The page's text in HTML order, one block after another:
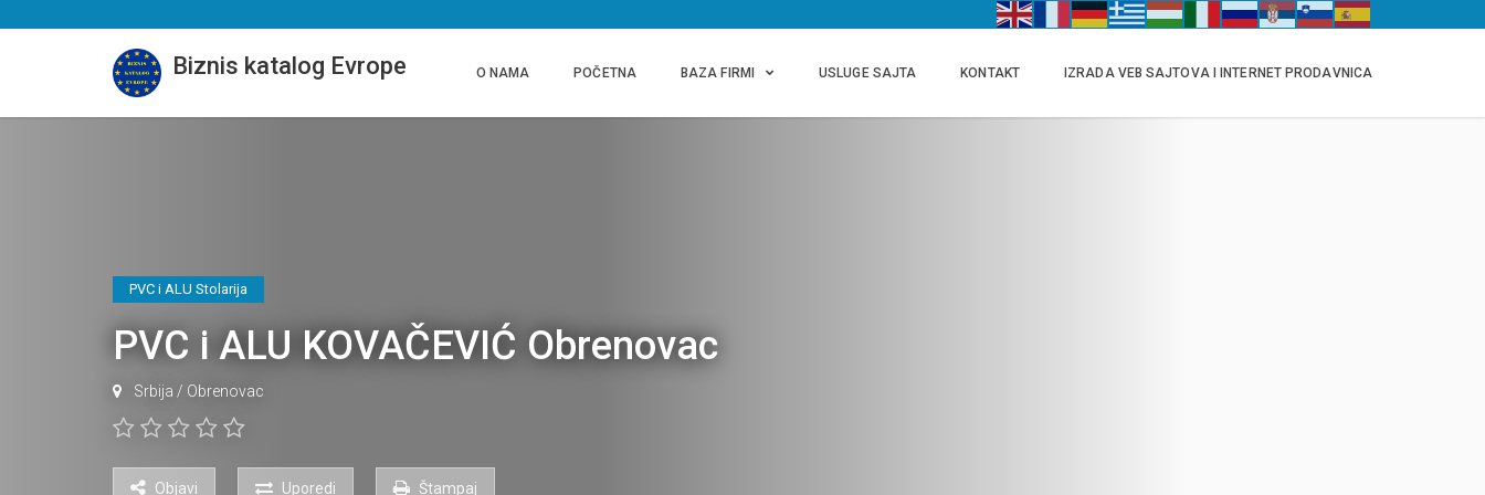
Biznis katalog Evrope O NAMA POČETNA BAZA FIRMI USLUGE SAJTA KONTAKT IZRADA VEB SAJTOVA I INTERNET PRODAVNICA
PVC i ALU Stolarija
PVC i ALU KOVAČEVIĆ Obrenovac
Srbija / Obrenovac
Objavi Uporedi Štampaj